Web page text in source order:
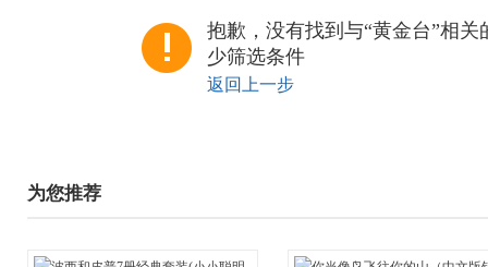
抱歉，没有找到与“黄金台”相
少筛选条件
返回上一步
为您推荐